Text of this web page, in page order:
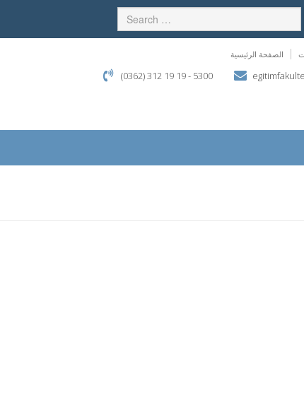
الصفحة الرئيسية
(0362) 312 19 19 - 5300